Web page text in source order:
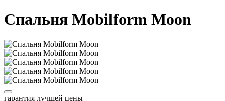
Спальня Mobilform Moon
гарантия лучшей цены